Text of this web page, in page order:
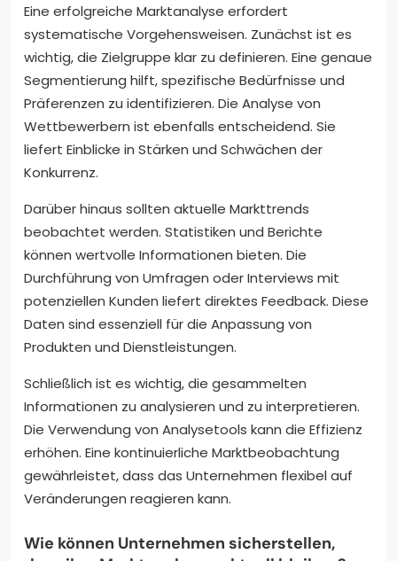
Eine erfolgreiche Marktanalyse erfordert
systematische Vorgehensweisen. Zunächst ist es
wichtig, die Zielgruppe klar zu definieren. Eine genaue
Segmentierung hilft, spezifische Bedürfnisse und
Präferenzen zu identifizieren. Die Analyse von
Wettbewerbern ist ebenfalls entscheidend. Sie
liefert Einblicke in Stärken und Schwächen der
Konkurrenz.
Darüber hinaus sollten aktuelle Markttrends
beobachtet werden. Statistiken und Berichte
können wertvolle Informationen bieten. Die
Durchführung von Umfragen oder Interviews mit
potenziellen Kunden liefert direktes Feedback. Diese
Daten sind essenziell für die Anpassung von
Produkten und Dienstleistungen.
Schließlich ist es wichtig, die gesammelten
Informationen zu analysieren und zu interpretieren.
Die Verwendung von Analysetools kann die Effizienz
erhöhen. Eine kontinuierliche Marktbeobachtung
gewährleistet, dass das Unternehmen flexibel auf
Veränderungen reagieren kann.
Wie können Unternehmen sicherstellen,